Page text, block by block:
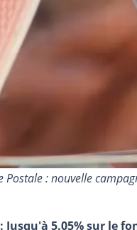
Postale : nouvelle
Jusqu'à 5.05% sur le